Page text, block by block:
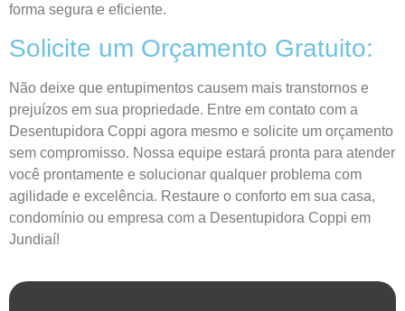
forma segura e eficiente.
Solicite um Orçamento Gratuito:
Não deixe que entupimentos causem mais transtornos e
prejuízos em sua propriedade. Entre em contato com a
Desentupidora Coppi agora mesmo e solicite um orçamento
sem compromisso. Nossa equipe estará pronta para atender
você prontamente e solucionar qualquer problema com
agilidade e excelência. Restaure o conforto em sua casa,
condomínio ou empresa com a Desentupidora Coppi em
Jundiaí!